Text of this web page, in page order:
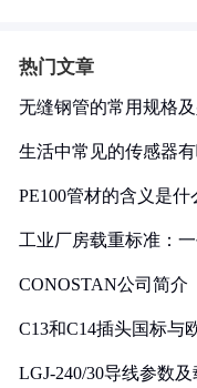
热门文章
无缝钢管的常用规格
生活中常见的传感器
PE100管材的含义是什
工业厂房载重标准：
CONOSTAN公司简介
C13和C14插头国标与
LGJ-240/30导线参数